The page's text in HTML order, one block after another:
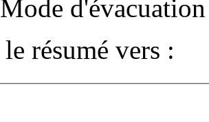
d'évacuation
résumé vers :